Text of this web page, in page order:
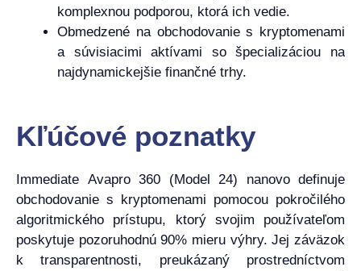
komplexnou podporou, ktorá ich vedie.
Obmedzené na obchodovanie s kryptomenami
a súvisiacimi aktívami so špecializáciou na
najdynamickejšie finančné trhy.
Kľúčové poznatky
Immediate Avapro 360 (Model 24) nanovo definuje
obchodovanie s kryptomenami pomocou pokročilého
algoritmického prístupu, ktorý svojim používateľom
poskytuje pozoruhodnú 90% mieru výhry. Jej záväzok
k transparentnosti, preukázaný prostredníctvom